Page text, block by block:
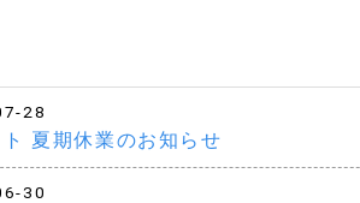
28
夏期休業のお知らせ
30